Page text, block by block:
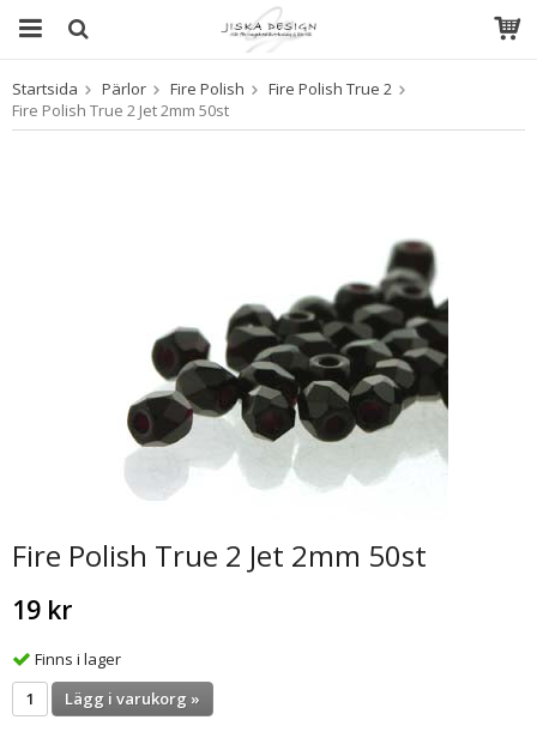
Produkten har blivit tillagd i varukorgen
Startsida Pärlor Fire Polish
Fire Polish True 2
Fire Polish True 2 Jet 2mm 50st
Fire Polish True 2 Jet 2mm 50st
19 kr
Finns i lager
Lägg i varukorg »